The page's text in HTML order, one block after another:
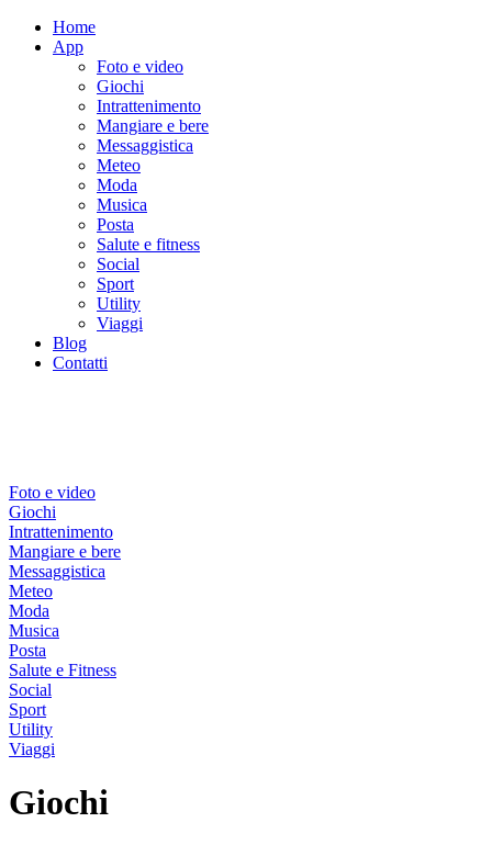
Home
App
Foto e video
Giochi
Intrattenimento
Mangiare e bere
Messaggistica
Meteo
Moda
Musica
Posta
Salute e fitness
Social
Sport
Utility
Viaggi
Blog
Contatti
Foto e video
Giochi
Intrattenimento
Mangiare e bere
Messaggistica
Meteo
Moda
Musica
Posta
Salute e Fitness
Social
Sport
Utility
Viaggi
Giochi